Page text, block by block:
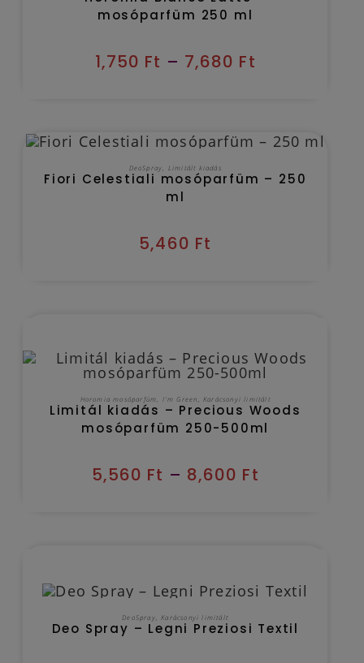
mosóparfüm 250 ml
1,750 Ft – 7,680 Ft
TOVÁBB OLVASOM
DeoSpray Limitált kiadás
Fiori Celestiali mosóparfüm – 250
ml
5,460 Ft
OPCIÓK VÁLASZTÁSA
Horomia mosóparfüm I'm Green Karácsonyi limitált
Limitál kiadás – Precious Woods
mosóparfüm 250-500ml
5,560 Ft – 8,600 Ft
KOSÁRBA TESZEM
DeoSpray ,Karácsonyi limitált
Deo Spray – Legni Preziosi Textil